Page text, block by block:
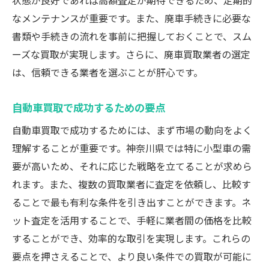
なメンテナンスが重要です。また、廃車手続きに必要な
書類や手続きの流れを事前に把握しておくことで、スム
ーズな買取が実現します。さらに、廃車買取業者の選定
は、信頼できる業者を選ぶことが肝心です。
自動車買取で成功するための要点
自動車買取で成功するためには、まず市場の動向をよく
理解することが重要です。神奈川県では特に小型車の需
要が高いため、それに応じた戦略を立てることが求めら
れます。また、複数の買取業者に査定を依頼し、比較す
ることで最も有利な条件を引き出すことができます。ネ
ット査定を活用することで、手軽に業者間の価格を比較
することができ、効率的な取引を実現します。これらの
要点を押さえることで、より良い条件での買取が可能に